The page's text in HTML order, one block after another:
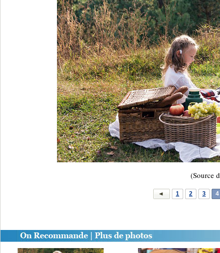
(Source
1 2 3 4